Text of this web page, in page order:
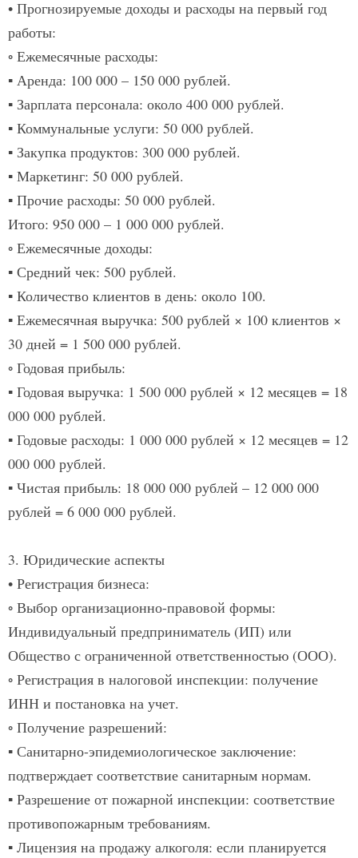
• Прогнозируемые доходы и расходы на первый год
работы:
◦ Ежемесячные расходы:
▪ Аренда: 100 000 – 150 000 рублей.
▪ Зарплата персонала: около 400 000 рублей.
▪ Коммунальные услуги: 50 000 рублей.
▪ Закупка продуктов: 300 000 рублей.
▪ Маркетинг: 50 000 рублей.
▪ Прочие расходы: 50 000 рублей.
Итого: 950 000 – 1 000 000 рублей.
◦ Ежемесячные доходы:
▪ Средний чек: 500 рублей.
▪ Количество клиентов в день: около 100.
▪ Ежемесячная выручка: 500 рублей × 100 клиентов ×
30 дней = 1 500 000 рублей.
◦ Годовая прибыль:
▪ Годовая выручка: 1 500 000 рублей × 12 месяцев = 18
000 000 рублей.
▪ Годовые расходы: 1 000 000 рублей × 12 месяцев = 12
000 000 рублей.
▪ Чистая прибыль: 18 000 000 рублей – 12 000 000
рублей = 6 000 000 рублей.
3. Юридические аспекты
• Регистрация бизнеса:
◦ Выбор организационно-правовой формы:
Индивидуальный предприниматель (ИП) или
Общество с ограниченной ответственностью (ООО).​
◦ Регистрация в налоговой инспекции: получение
ИНН и постановка на учет.​
◦ Получение разрешений:
▪ Санитарно-эпидемиологическое заключение:
подтверждает соответствие санитарным нормам.
▪ Разрешение от пожарной инспекции: соответствие
противопожарным требованиям.
▪ Лицензия на продажу алкоголя: если планируется